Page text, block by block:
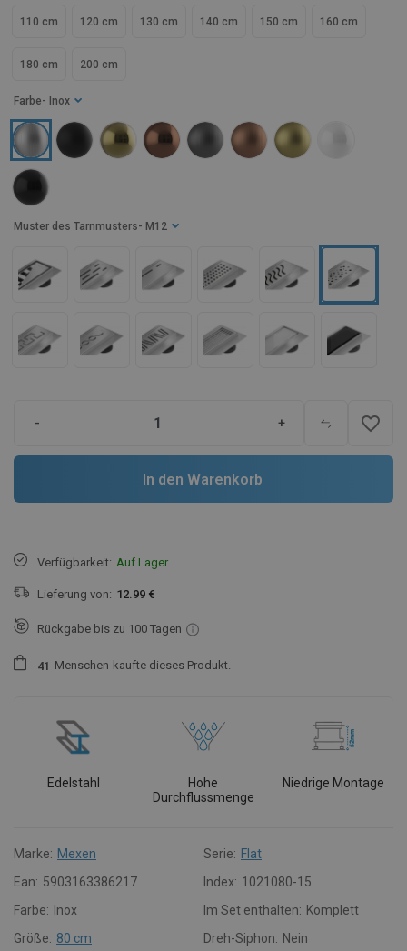
110 cm 120 cm 130 cm 140 cm 150 cm 160 cm
180 cm 200 cm
Farbe - Inox
Muster des Tarnmusters - M12
- + favorite_border
In den Warenkorb
Verfügbarkeit: Auf Lager
Lieferung von: 12.99 €
Rückgabe bis zu 100 Tagen
41 Menschen kaufte dieses Produkt.
Edelstahl
Hohe
Durchflussmenge
Niedrige Montage
Marke: Mexen Serie: Flat
Ean: 5903163386217 Index: 1021080-15
Farbe:
Inox Im Set enthalten: Komplett
Größe: 80 cm Dreh-Siphon: Nein